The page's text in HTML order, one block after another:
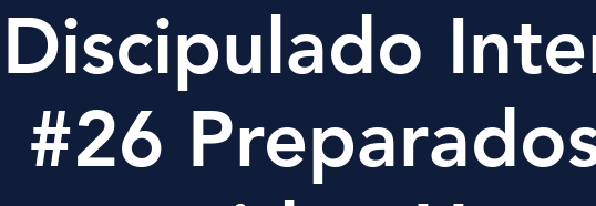
Discipulado
#26